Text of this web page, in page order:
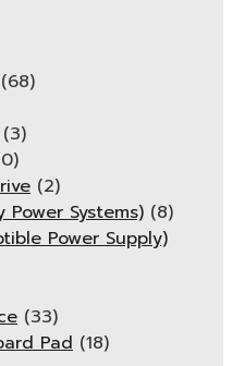
(68)
(3)
(2)
Power Systems) (8)
Power Supply)
(33)
Pad (18)